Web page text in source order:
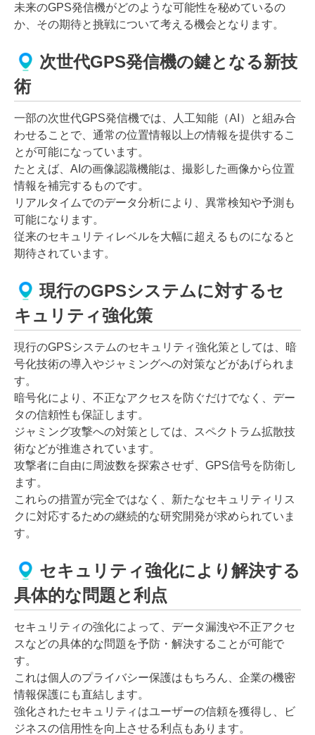
未来のGPS発信機がどのような可能性を秘めているの
か、その期待と挑戦について考える機会となります。
次世代GPS発信機の鍵となる新技
術
一部の次世代GPS発信機では、人工知能（AI）と組み合
わせることで、通常の位置情報以上の情報を提供するこ
とが可能になっています。
たとえば、AIの画像認識機能は、撮影した画像から位置
情報を補完するものです。
リアルタイムでのデータ分析により、異常検知や予測も
可能になります。
従来のセキュリティレベルを大幅に超えるものになると
期待されています。
現行のGPSシステムに対するセ
キュリティ強化策
現行のGPSシステムのセキュリティ強化策としては、暗
号化技術の導入やジャミングへの対策などがあげられま
す。
暗号化により、不正なアクセスを防ぐだけでなく、デー
タの信頼性も保証します。
ジャミング攻撃への対策としては、スペクトラム拡散技
術などが推進されています。
攻撃者に自由に周波数を探索させず、GPS信号を防衛し
ます。
これらの措置が完全ではなく、新たなセキュリティリス
クに対応するための継続的な研究開発が求められていま
す。
セキュリティ強化により解決する
具体的な問題と利点
セキュリティの強化によって、データ漏洩や不正アクセ
スなどの具体的な問題を予防・解決することが可能で
す。
これは個人のプライバシー保護はもちろん、企業の機密
情報保護にも直結します。
強化されたセキュリティはユーザーの信頼を獲得し、ビ
ジネスの信用性を向上させる利点もあります。